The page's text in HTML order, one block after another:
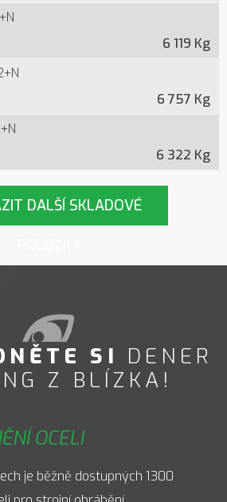
6 119 Kg
6 757 Kg
6 322 Kg
DALŠÍ SKLADOVÉ
SI DENER
Z BLÍZKA!
OCELI
je běžně dostupných 1300